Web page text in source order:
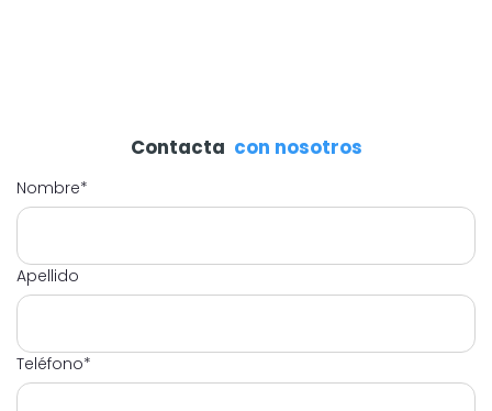
Contacta con nosotros
Nombre*
Apellido
Teléfono*